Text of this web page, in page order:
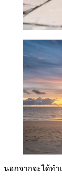
นอกจากจะได้ทำ